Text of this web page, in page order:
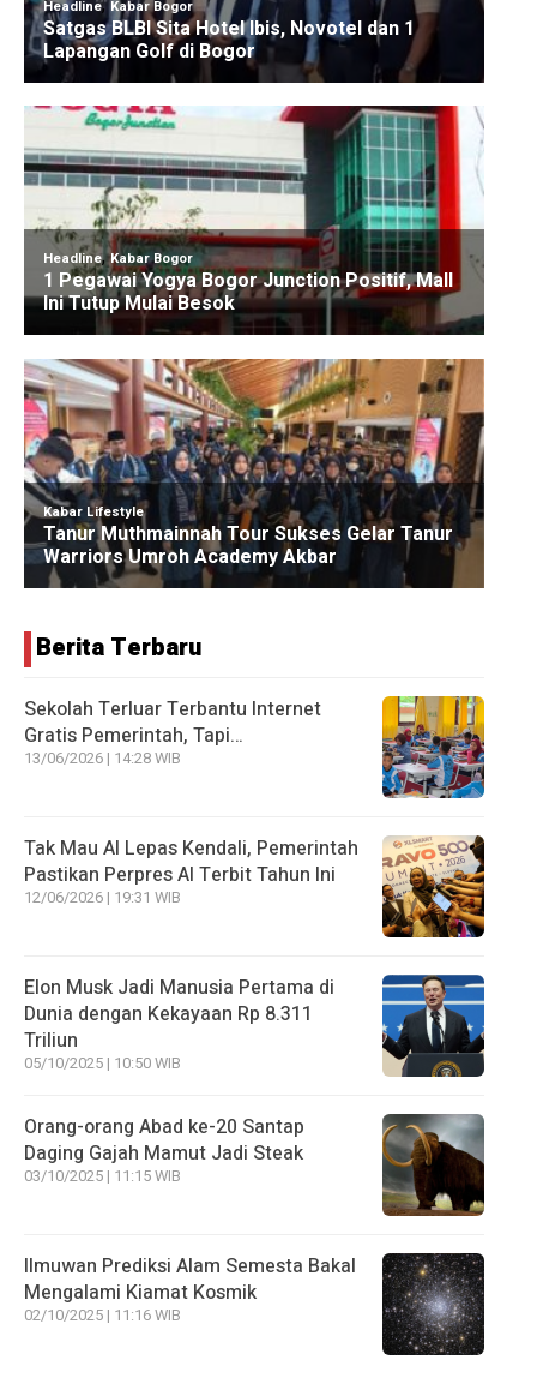
Berita Terbaru
Sekolah Terluar Terbantu Internet
Gratis Pemerintah, Tapi…
13/06/2026 | 14:28 WIB
Tak Mau AI Lepas Kendali, Pemerintah
Pastikan Perpres AI Terbit Tahun Ini
12/06/2026 | 19:31 WIB
Elon Musk Jadi Manusia Pertama di
Dunia dengan Kekayaan Rp 8.311
Triliun
05/10/2025 | 10:50 WIB
Orang-orang Abad ke-20 Santap
Daging Gajah Mamut Jadi Steak
03/10/2025 | 11:15 WIB
Ilmuwan Prediksi Alam Semesta Bakal
Mengalami Kiamat Kosmik
02/10/2025 | 11:16 WIB